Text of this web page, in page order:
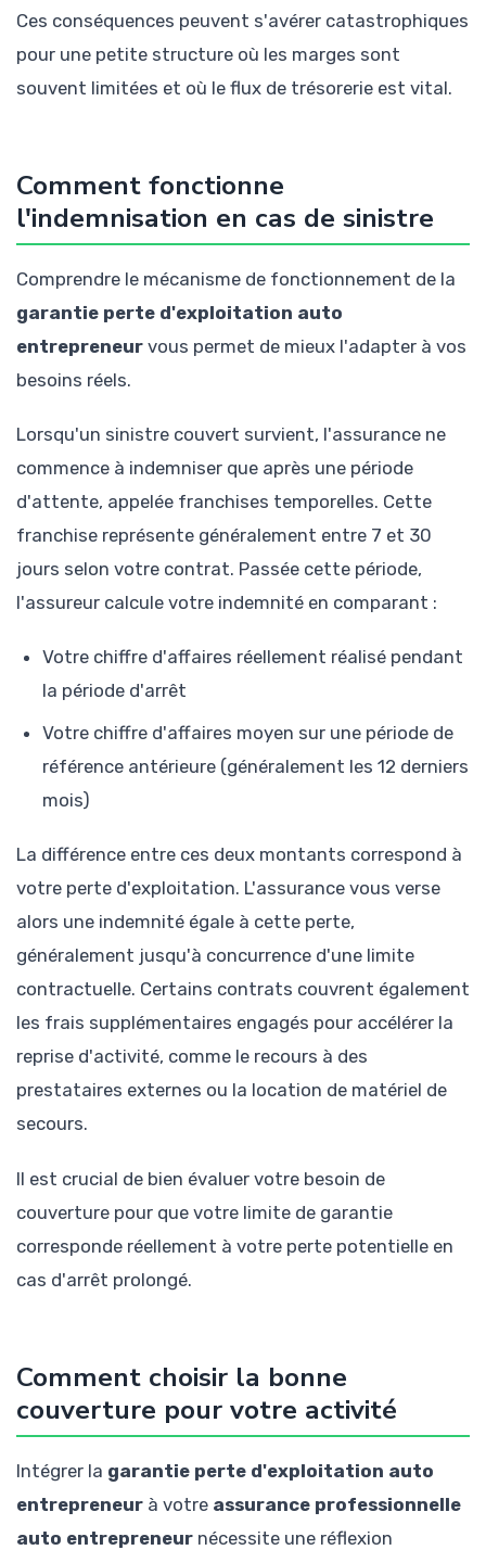
Ces conséquences peuvent s'avérer catastrophiques
pour une petite structure où les marges sont
souvent limitées et où le flux de trésorerie est vital.
Comment fonctionne
l'indemnisation en cas de sinistre
Comprendre le mécanisme de fonctionnement de la
garantie perte d'exploitation auto
entrepreneur vous permet de mieux l'adapter à vos
besoins réels.
Lorsqu'un sinistre couvert survient, l'assurance ne
commence à indemniser que après une période
d'attente, appelée franchises temporelles. Cette
franchise représente généralement entre 7 et 30
jours selon votre contrat. Passée cette période,
l'assureur calcule votre indemnité en comparant :
Votre chiffre d'affaires réellement réalisé pendant
la période d'arrêt
Votre chiffre d'affaires moyen sur une période de
référence antérieure (généralement les 12 derniers
mois)
La différence entre ces deux montants correspond à
votre perte d'exploitation. L'assurance vous verse
alors une indemnité égale à cette perte,
généralement jusqu'à concurrence d'une limite
contractuelle. Certains contrats couvrent également
les frais supplémentaires engagés pour accélérer la
reprise d'activité, comme le recours à des
prestataires externes ou la location de matériel de
secours.
Il est crucial de bien évaluer votre besoin de
couverture pour que votre limite de garantie
corresponde réellement à votre perte potentielle en
cas d'arrêt prolongé.
Comment choisir la bonne
couverture pour votre activité
Intégrer la garantie perte d'exploitation auto
entrepreneur à votre assurance professionnelle
auto entrepreneur nécessite une réflexion